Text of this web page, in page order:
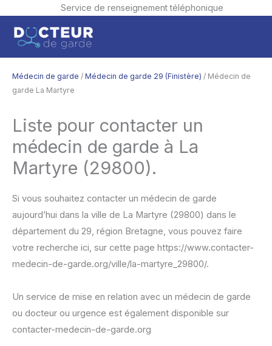
Service de renseignement téléphonique
contenu
Médecin de garde / Médecin de garde 29 (Finistère) / Médecin de
garde La Martyre
Liste pour contacter un
médecin de garde à La
Martyre (29800).
Si vous souhaitez contacter un médecin de garde
aujourd’hui dans la ville de La Martyre (29800) dans le
département du 29, région Bretagne, vous pouvez faire
votre recherche ici, sur cette page https://www.contacter-
medecin-de-garde.org/ville/la-martyre_29800/.
Un service de mise en relation avec un médecin de garde
ou docteur ou urgence est également disponible sur
contacter-medecin-de-garde.org